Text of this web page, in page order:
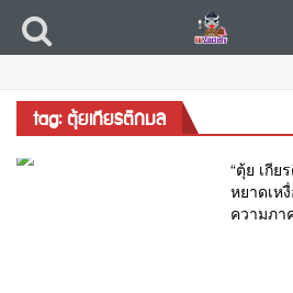
tag: ตุ้ยเกียรติกมล
“ตุ้ย เกี
หยาดเห
ความภา